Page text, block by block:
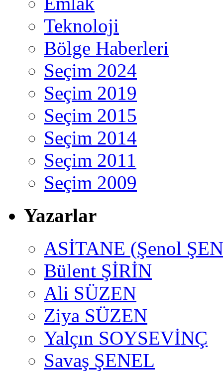
Teknoloji
Bölge Haberleri
Seçim 2024
Seçim 2019
Seçim 2015
Seçim 2014
Seçim 2011
Seçim 2009
Yazarlar
ASİTANE (Şenol
Bülent ŞİRİN
Ali SÜZEN
Ziya SÜZEN
Yalçın SOYSEVİNÇ
Savaş ŞENEL